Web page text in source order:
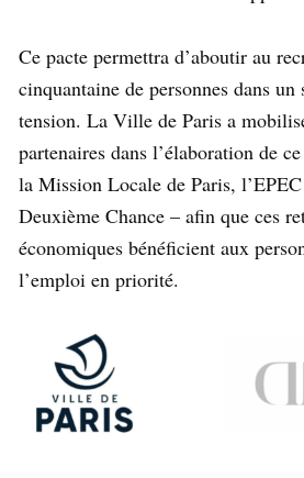
Ce pacte permettra d’aboutir au
cinquantaine de personnes dans un
tension. La Ville de Paris a
partenaires dans l’élaboration de
la Mission Locale de Paris,
Deuxième Chance – afin que ces
économiques bénéficient aux
l’emploi en priorité.